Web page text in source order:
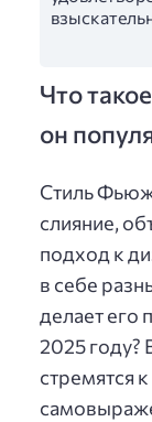
Что
он
Стиль
слияние,
подход к
в себе
делает его
2025
стремятся